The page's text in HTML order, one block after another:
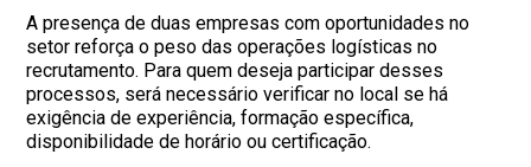
A presença de duas empresas com oportunidades no
setor reforça o peso das operações logísticas no
recrutamento. Para quem deseja participar desses
processos, será necessário verificar no local se há
exigência de experiência, formação específica,
disponibilidade de horário ou certificação.